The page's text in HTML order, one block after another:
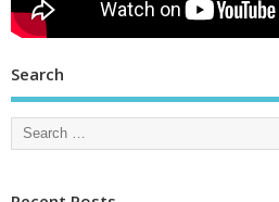
Search